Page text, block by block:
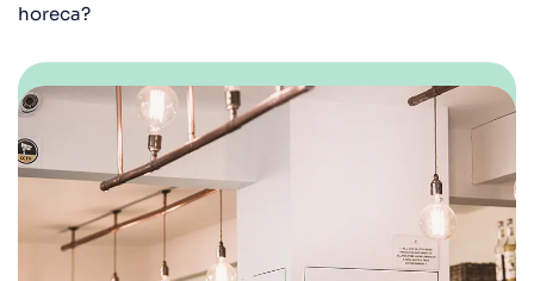
horeca?